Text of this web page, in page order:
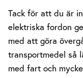
Tack för att du är
elektriska fordon
med att göra
transportmedel så
med fart och